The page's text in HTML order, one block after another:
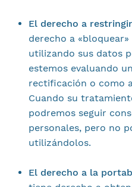
El derecho a
derecho a
utilizando sus datos
estemos evaluando
rectificación o como
Cuando su
podremos seguir
personales, pero no
utilizándolos.
El derecho a la